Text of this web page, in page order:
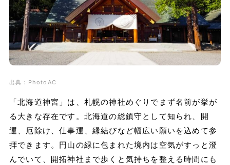
出典：PhotoAC
「北海道神宮」は、札幌の神社めぐりでまず名前が挙が
る大きな存在です。北海道の総鎮守として知られ、開
運、厄除け、仕事運、縁結びなど幅広い願いを込めて参
拝できます。円山の緑に包まれた境内は空気がすっと澄
んでいて、開拓神社まで歩くと気持ちを整える時間にも